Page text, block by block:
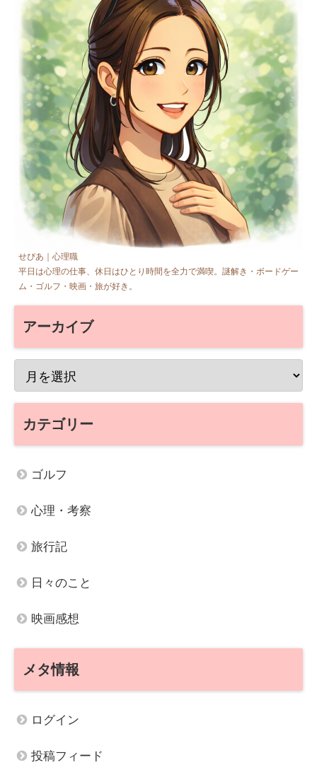
せぴあ｜心理職
平日は心理の仕事、休日はひとり時間を全力で満喫。謎解き・ボードゲー
ム・ゴルフ・映画・旅が好き。
アーカイブ
カテゴリー
ゴルフ
心理・考察
旅行記
日々のこと
映画感想
メタ情報
ログイン
投稿フィード